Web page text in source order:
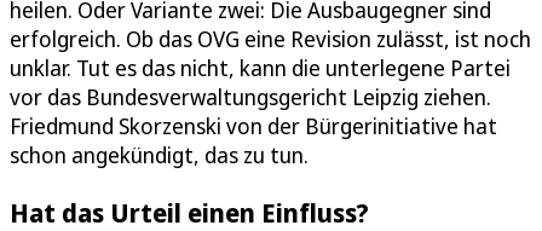
heilen. Oder Variante zwei: Die Ausbaugegner sind
erfolgreich. Ob das OVG eine Revision zulässt, ist noch
unklar. Tut es das nicht, kann die unterlegene Partei
vor das Bundesverwaltungsgericht Leipzig ziehen.
Friedmund Skorzenski von der Bürgerinitiative hat
schon angekündigt, das zu tun.
Hat das Urteil einen Einfluss?